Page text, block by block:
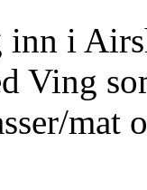
i
Ving
mat